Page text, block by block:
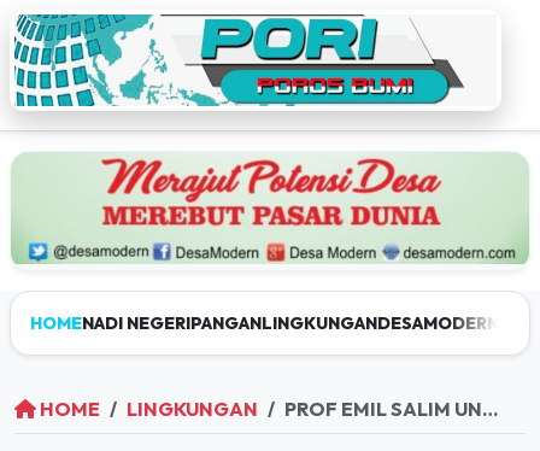
HOMENADI NEGERIPANGANLINGKUNGANDESAMODERN
HOME LINGKUNGAN PROF EMIL SALIM UNGKAP KECEMASAN POLA PEMBANGUNAN NASIONAL YANG CENDERUNG MERUSAK ALAM